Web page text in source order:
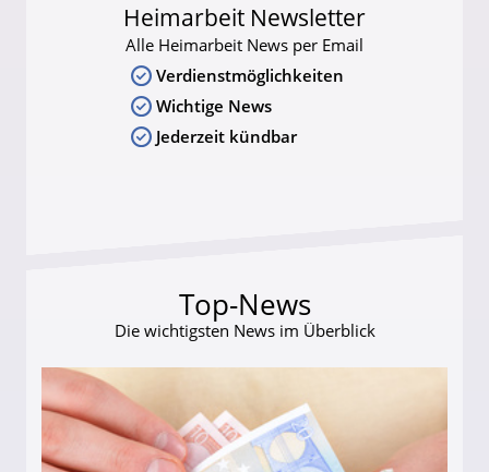
Heimarbeit Newsletter
Alle Heimarbeit News per Email
Verdienstmöglichkeiten
Wichtige News
Jederzeit kündbar
Top-News
Die wichtigsten News im Überblick